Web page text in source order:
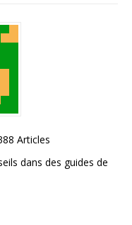
Articles
dans des guides de